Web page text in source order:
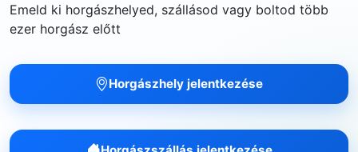
Emeld ki horgászhelyed, szállásod vagy boltod több
ezer horgász előtt
Horgászhely jelentkezése